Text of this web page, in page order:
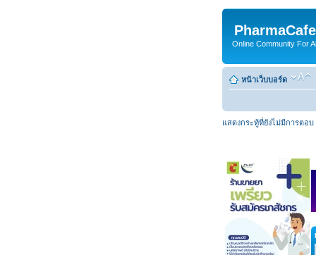
Online Community For
หน้าเว็บบอร์ด
แสดงกระทู้ที่ยังไม่มีการตอบ